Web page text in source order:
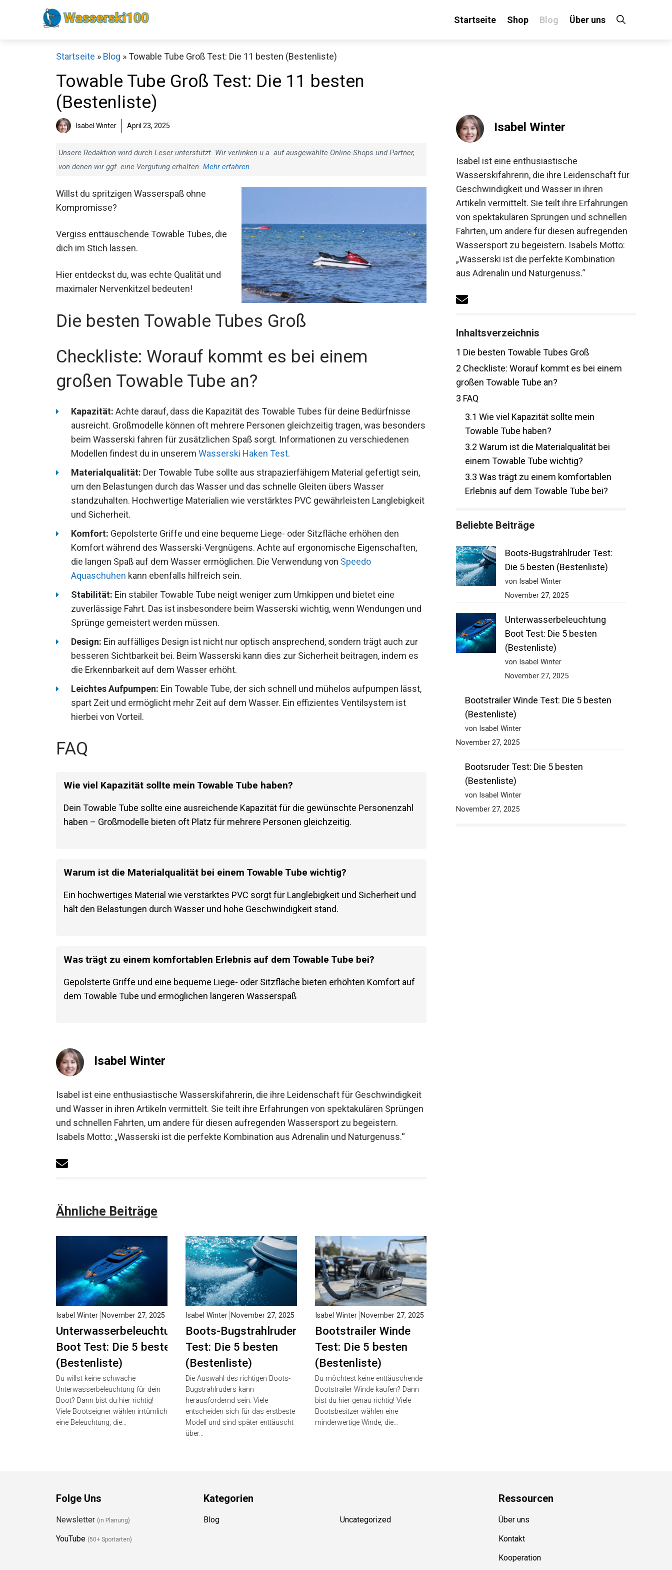
Startseite Shop Blog Über uns
Startseite » Blog »Towable Tube Groß Test: Die 11 besten (Bestenliste)
Towable Tube Groß Test: Die 11 besten
(Bestenliste)
Isabel Winter April 23, 2025
Unsere Redaktion wird durch Leser unterstützt. Wir verlinken u.a. auf ausgewählte Online-Shops und Partner,
von denen wir ggf. eine Vergütung erhalten. Mehr erfahren.
Willst du spritzigen Wasserspaß ohne
Kompromisse?
Vergiss enttäuschende Towable Tubes, die
dich im Stich lassen.
Hier entdeckst du, was echte Qualität und
maximaler Nervenkitzel bedeuten!
Die besten Towable Tubes Groß
Checkliste: Worauf kommt es bei einem
großen Towable Tube an?
Kapazität: Achte darauf, dass die Kapazität des Towable Tubes für deine Bedürfnisse
ausreicht. Großmodelle können oft mehrere Personen gleichzeitig tragen, was besonders
beim Wasserski fahren für zusätzlichen Spaß sorgt. Informationen zu verschiedenen
Modellen findest du in unserem Wasserski Haken Test.
Materialqualität: Der Towable Tube sollte aus strapazierfähigem Material gefertigt sein,
um den Belastungen durch das Wasser und das schnelle Gleiten übers Wasser
standzuhalten. Hochwertige Materialien wie verstärktes PVC gewährleisten Langlebigkeit
und Sicherheit.
Komfort: Gepolsterte Griffe und eine bequeme Liege- oder Sitzfläche erhöhen den
Komfort während des Wasserski-Vergnügens. Achte auf ergonomische Eigenschaften,
die langen Spaß auf dem Wasser ermöglichen. Die Verwendung von Speedo
Aquaschuhen kann ebenfalls hilfreich sein.
Stabilität: Ein stabiler Towable Tube neigt weniger zum Umkippen und bietet eine
zuverlässige Fahrt. Das ist insbesondere beim Wasserski wichtig, wenn Wendungen und
Sprünge gemeistert werden müssen.
Design: Ein auffälliges Design ist nicht nur optisch ansprechend, sondern trägt auch zur
besseren Sichtbarkeit bei. Beim Wasserski kann dies zur Sicherheit beitragen, indem es
die Erkennbarkeit auf dem Wasser erhöht.
Leichtes Aufpumpen: Ein Towable Tube, der sich schnell und mühelos aufpumpen lässt,
spart Zeit und ermöglicht mehr Zeit auf dem Wasser. Ein effizientes Ventilsystem ist
hierbei von Vorteil.
FAQ
Wie viel Kapazität sollte mein Towable Tube haben?
Dein Towable Tube sollte eine ausreichende Kapazität für die gewünschte Personenzahl
haben – Großmodelle bieten oft Platz für mehrere Personen gleichzeitig.
Warum ist die Materialqualität bei einem Towable Tube wichtig?
Ein hochwertiges Material wie verstärktes PVC sorgt für Langlebigkeit und Sicherheit und
hält den Belastungen durch Wasser und hohe Geschwindigkeit stand.
Was trägt zu einem komfortablen Erlebnis auf dem Towable Tube bei?
Gepolsterte Griffe und eine bequeme Liege- oder Sitzfläche bieten erhöhten Komfort auf
dem Towable Tube und ermöglichen längeren Wasserspaß
Isabel Winter
Isabel ist eine enthusiastische Wasserskifahrerin, die ihre Leidenschaft für Geschwindigkeit
und Wasser in ihren Artikeln vermittelt. Sie teilt ihre Erfahrungen von spektakulären Sprüngen
und schnellen Fahrten, um andere für diesen aufregenden Wassersport zu begeistern.
Isabels Motto: „Wasserski ist die perfekte Kombination aus Adrenalin und Naturgenuss.“
Ähnliche Beiträge
Unterwasserbeleuchtung
Boot Test: Die 5 besten
(Bestenliste)
Isabel Winter November 27, 2025
Du willst keine schwache
Unterwasserbeleuchtung für dein
Boot? Dann bist du hier richtig!
Viele Bootseigner wählen irrtümlich
eine Beleuchtung, die…
Boots-Bugstrahlruder
Test: Die 5 besten
(Bestenliste)
Isabel Winter November 27, 2025
Die Auswahl des richtigen Boots-
Bugstrahlruders kann
herausfordernd sein. Viele
entscheiden sich für das erstbeste
Modell und sind später enttäuscht
über…
Bootstrailer Winde
Test: Die 5 besten
(Bestenliste)
Isabel Winter November 27, 2025
Du möchtest keine enttäuschende
Bootstrailer Winde kaufen? Dann
bist du hier genau richtig! Viele
Bootsbesitzer wählen eine
minderwertige Winde, die…
Isabel Winter
Isabel ist eine enthusiastische
Wasserskifahrerin, die ihre Leidenschaft für
Geschwindigkeit und Wasser in ihren
Artikeln vermittelt. Sie teilt ihre Erfahrungen
von spektakulären Sprüngen und schnellen
Fahrten, um andere für diesen aufregenden
Wassersport zu begeistern. Isabels Motto:
„Wasserski ist die perfekte Kombination
aus Adrenalin und Naturgenuss.“
Inhaltsverzeichnis
1 Die besten Towable Tubes Groß
2 Checkliste: Worauf kommt es bei einem
großen Towable Tube an?
3 FAQ
3.1 Wie viel Kapazität sollte mein
Towable Tube haben?
3.2 Warum ist die Materialqualität bei
einem Towable Tube wichtig?
3.3 Was trägt zu einem komfortablen
Erlebnis auf dem Towable Tube bei?
Beliebte Beiträge
Boots-Bugstrahlruder Test:
Die 5 besten (Bestenliste)
von Isabel Winter
November 27, 2025
Unterwasserbeleuchtung
Boot Test: Die 5 besten
(Bestenliste)
von Isabel Winter
November 27, 2025
Bootstrailer Winde Test: Die 5 besten
(Bestenliste)
von Isabel Winter
November 27, 2025
Bootsruder Test: Die 5 besten
(Bestenliste)
von Isabel Winter
November 27, 2025
Folge Uns
Newsletter (in Planung)
YouTube (50+ Sportarten)
Kategorien
Blog Uncategorized
Ressourcen
Über uns
Kontakt
Kooperation